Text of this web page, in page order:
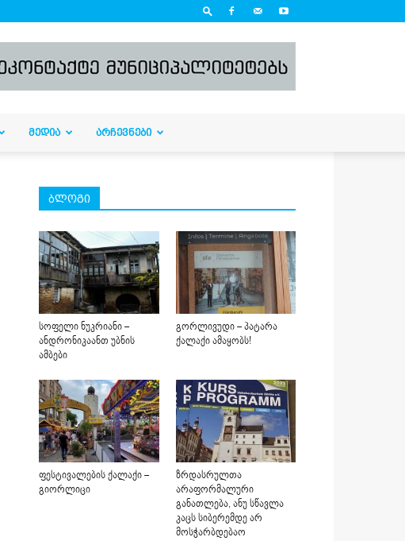
ᲛᲔᲓᲘᲐ ᲐᲠᲩᲔᲕᲜᲔᲑᲘ
ბლოგი
სოფელი ნუკრიანი –
ანდრონიკაანთ უბნის
ამბები
გორლივუდი – პატარა
ქალაქი ამაყობს!
ფესტივალების ქალაქი –
გიორლიცი
ზრდასრულთა
არაფორმალური
განათლება, ანუ სწავლა
კაცს სიბერემდე არ
მოსჭარბდებაო